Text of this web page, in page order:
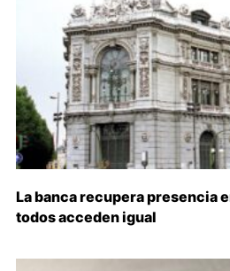
La banca recupera presencia
todos acceden igual